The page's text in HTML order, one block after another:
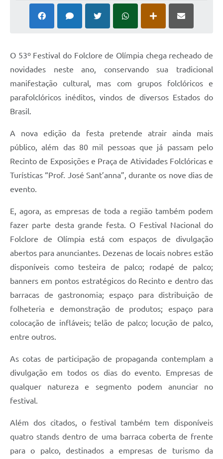
O 53º Festival do Folclore de Olímpia chega recheado de
novidades neste ano, conservando sua tradicional
manifestação cultural, mas com grupos folclóricos e
parafolclóricos inéditos, vindos de diversos Estados do
Brasil.
A nova edição da festa pretende atrair ainda mais
público, além das 80 mil pessoas que já passam pelo
Recinto de Exposições e Praça de Atividades Folclóricas e
Turísticas “Prof. José Sant’anna”, durante os nove dias de
evento.
E, agora, as empresas de toda a região também podem
fazer parte desta grande festa. O Festival Nacional do
Folclore de Olímpia está com espaços de divulgação
abertos para anunciantes. Dezenas de locais nobres estão
disponíveis como testeira de palco; rodapé de palco;
banners em pontos estratégicos do Recinto e dentro das
barracas de gastronomia; espaço para distribuição de
folheteria e demonstração de produtos; espaço para
colocação de infláveis; telão de palco; locução de palco,
entre outros.
As cotas de participação de propaganda contemplam a
divulgação em todos os dias do evento. Empresas de
qualquer natureza e segmento podem anunciar no
festival.
Além dos citados, o festival também tem disponíveis
quatro stands dentro de uma barraca coberta de frente
para o palco, destinados a empresas de turismo da